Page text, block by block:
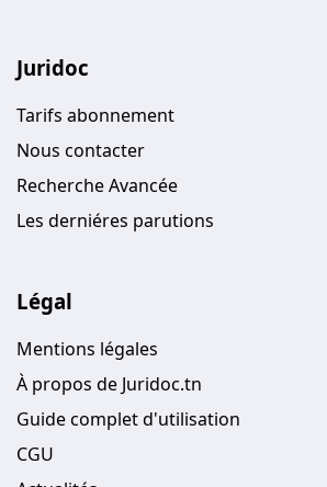
Juridoc
Tarifs abonnement
Nous contacter
Recherche Avancée
Les derniéres parutions
Légal
Mentions légales
À propos de Juridoc.tn
Guide complet d'utilisation
CGU